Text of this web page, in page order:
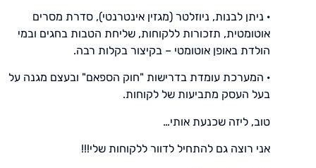
· ניתן לבנות, ניוזלטר (מגזין אינטרנטי), סדרת מסרים
אוטומטית, תזכורות ללקוחות, שליחת הטבות בחגים ובמי
הולדת באופן אוטומטי – בקיצור בקלות רבה.
· המערכת עומדת בדרישות "חוק הספאם" ובעצם מגנה על
בעל העסק מתביעות של לקוחות.
טוב, ליזה שכנעת אותי…
אני רוצה גם להתחיל לדוור ללקוחות שלי!!!